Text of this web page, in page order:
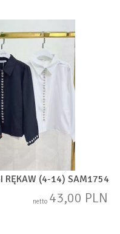
RĘKAW (4-14) SAM1754
netto 43,00 PLN